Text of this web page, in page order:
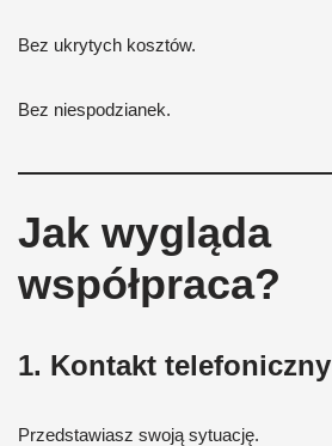
Bez ukrytych kosztów.
Bez niespodzianek.
Jak wygląda
współpraca?
1. Kontakt telefoniczny
Przedstawiasz swoją sytuację.